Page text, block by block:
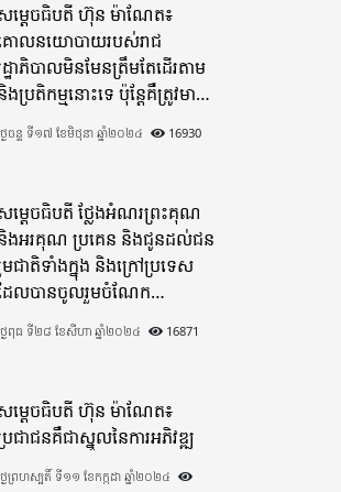
ម្តេចធិបតី ហ៊ុន ម៉ាណែត៖
ោលនយោបាយរបស់រាជ
ដ្ឋាភិបាលមិនមែនត្រឹមតែដើរតាម
ងប្រតិកម្មនោះទេ ប៉ុន្តែគឺត្រូវមាន
ាពបុរេសកម្ម
ងៃចន្ទ ទី១៧ ខែមិថុនា ឆ្នាំ២០២៤ 16930
ម្តេចធិបតី ថ្លែងអំណរព្រះគុណ
ងអរគុណ ប្រគេន និងជូនដល់ជន
មជាតិទាំងក្នុង​ និងក្រៅប្រទេស​
ែលបានចូលរួមចំណែក
ាងផុលផុសបរិច្ចាគថវិកាក្នុង
«មូលនិធិកសាងហេដ្ឋារចនាសម្ព័ន្ធ
កសាងផ្លូវក្រវាត់ព្រំដែន
ងៃពុធ ទី២៨ ខែសីហា ឆ្នាំ២០២៤ 16871
ម្តេចធិបតី ហ៊ុន ម៉ាណែត៖
រជាជនគឺជាស្នូលនៃការអភិវឌ្ឍ
ងៃព្រហស្បតិ៍ ទី១១ ខែកក្កដា ឆ្នាំ២០២៤